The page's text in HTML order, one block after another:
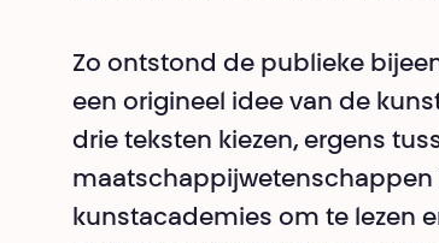
Zo ontstond de publieke
een origineel idee van de
drie teksten kiezen, ergens
maatschappijwetenschappen
kunstacademies om te lezen